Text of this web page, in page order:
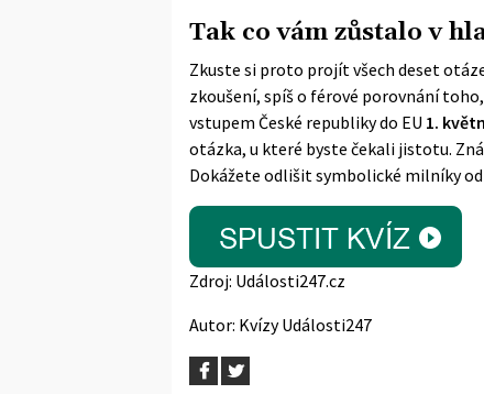
Tak co vám zůstalo v
Zkuste si proto projít všech deset
zkoušení, spíš o férové porovnání
vstupem České republiky do EU 1.
otázka, u které byste čekali jistotu.
Dokážete odlišit symbolické milníky
Zdroj: Události247.cz
Autor: Kvízy Události247